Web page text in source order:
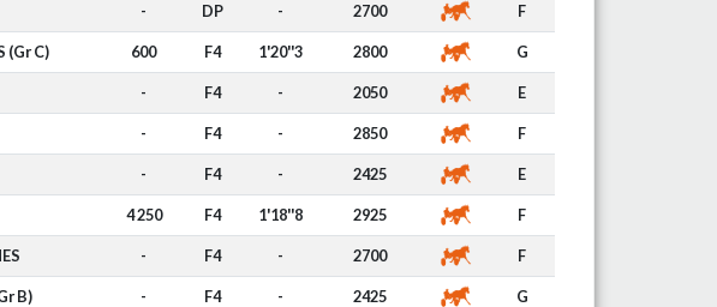
- DP - 2700 F
(Gr C) 600 F4 1'20''3 2800 G
- F4 - 2050 E
- F4 - 2850 F
- F4 - 2425 E
4 250 F4 1'18''8 2925 F
- F4 - 2700 F
B) - F4 - 2425 G